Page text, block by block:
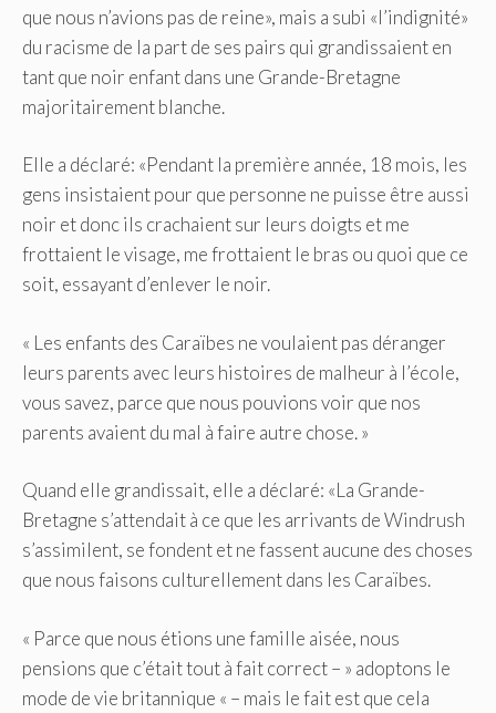
que nous n’avions pas de reine», mais a subi «l’indignité»
du racisme de la part de ses pairs qui grandissaient en
tant que noir enfant dans une Grande-Bretagne
majoritairement blanche.
Elle a déclaré: «Pendant la première année, 18 mois, les
gens insistaient pour que personne ne puisse être aussi
noir et donc ils crachaient sur leurs doigts et me
frottaient le visage, me frottaient le bras ou quoi que ce
soit, essayant d’enlever le noir.
« Les enfants des Caraïbes ne voulaient pas déranger
leurs parents avec leurs histoires de malheur à l’école,
vous savez, parce que nous pouvions voir que nos
parents avaient du mal à faire autre chose. »
Quand elle grandissait, elle a déclaré: «La Grande-
Bretagne s’attendait à ce que les arrivants de Windrush
s’assimilent, se fondent et ne fassent aucune des choses
que nous faisons culturellement dans les Caraïbes.
« Parce que nous étions une famille aisée, nous
pensions que c’était tout à fait correct – » adoptons le
mode de vie britannique « – mais le fait est que cela